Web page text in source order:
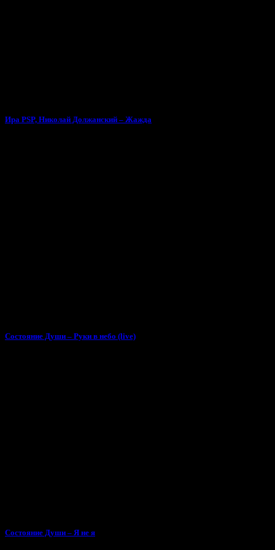
Ира PSP, Николай Должанский – Жажда
Состояние Души – Руки в небо (live)
Состояние Души – Я не я